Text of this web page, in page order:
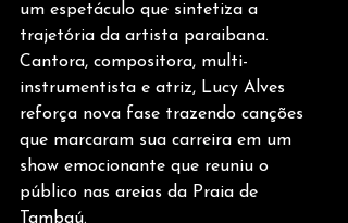
um espetáculo que sintetiza a
trajetória da artista paraibana.
Cantora, compositora, multi-
instrumentista e atriz, Lucy Alves
reforça nova fase trazendo canções
que marcaram sua carreira em um
show emocionante que reuniu o
público nas areias da Praia de
Tambaú.